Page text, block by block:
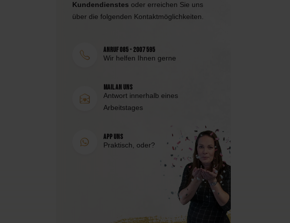
Kundendienstes oder erreichen Sie uns
über die folgenden Kontaktmöglichkeiten.
Anruf 085 - 2007 595
Wir helfen Ihnen gerne
Mail an uns
Antwort innerhalb eines
Arbeitstages
App uns
Praktisch, oder?